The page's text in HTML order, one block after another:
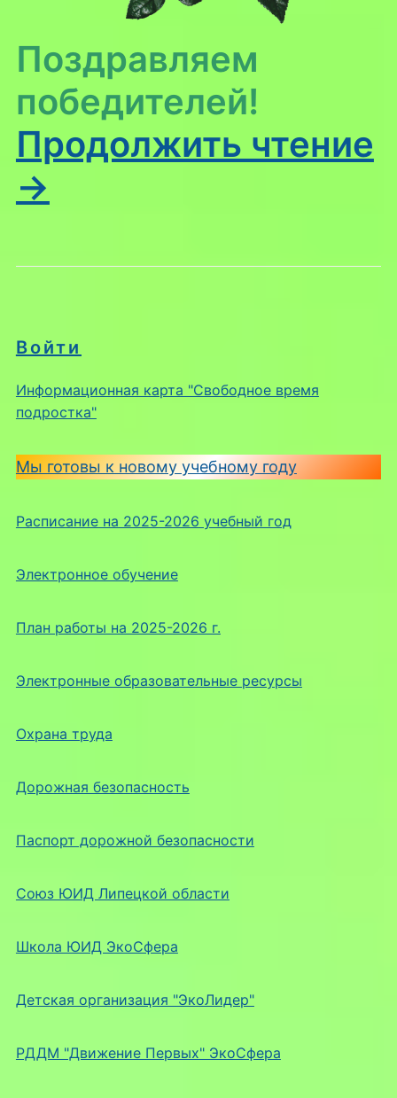
Войти
Информационная карта "Свободное время
подростка"
Мы готовы к новому учебному году
Расписание на 2025-2026 учебный год
Электронное обучение
План работы на 2025-2026 г.
Электронные образовательные ресурсы
Охрана труда
Дорожная безопасность
Паспорт дорожной безопасности
Союз ЮИД Липецкой области
Школа ЮИД ЭкоСфера
Детская организация "ЭкоЛидер"
РДДМ "Движение Первых" ЭкоСфера
Поздравляем
победителей!
Продолжить чтение
→